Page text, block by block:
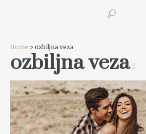
Home > ozbiljna veza
ozbiljna veza2